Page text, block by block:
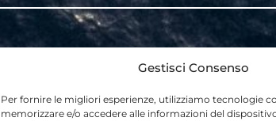
Gestisci Consenso
Per fornire le migliori esperienze, utilizziamo tecnologie
memorizzare e/o accedere alle informazioni del